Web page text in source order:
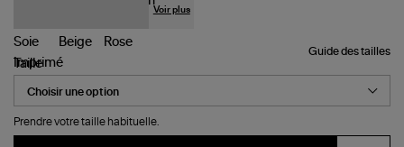
Voir plus
Guide des tailles
Taille
Prendre votre taille habituelle.